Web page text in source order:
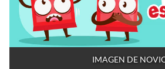
IMAGEN DE